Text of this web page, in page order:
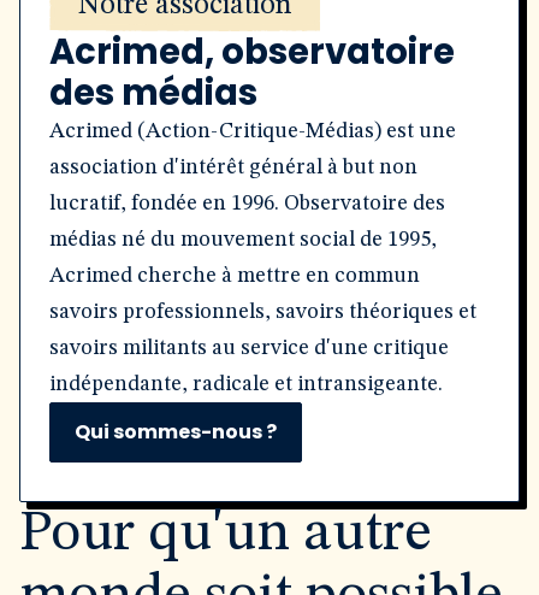
Notre association
Acrimed, observatoire
des médias
Acrimed (Action-Critique-Médias) est une
association d'intérêt général à but non
lucratif, fondée en 1996. Observatoire des
médias né du mouvement social de 1995,
Acrimed cherche à mettre en commun
savoirs professionnels, savoirs théoriques et
savoirs militants au service d'une critique
indépendante, radicale et intransigeante.
Qui sommes-nous ?
Pour qu'un autre